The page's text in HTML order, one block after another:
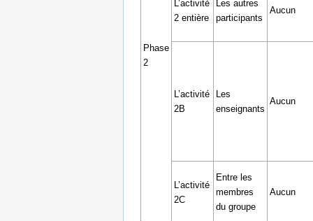
Phase
2
L’activité
2 entière
Les autres
participants
Aucun
L’activité
2B
Les
enseignants
Aucun
L’activité
2C
Entre les
membres
du groupe
Aucun